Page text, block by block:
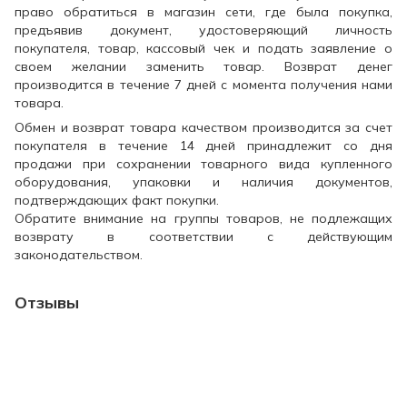
право обратиться в магазин сети, где была покупка,
предъявив документ, удостоверяющий личность
покупателя, товар, кассовый чек и подать заявление о
своем желании заменить товар. Возврат денег
производится в течение 7 дней с момента получения нами
товара.
Обмен и возврат товара качеством производится за счет
покупателя в течение 14 дней принадлежит со дня
продажи при сохранении товарного вида купленного
оборудования, упаковки и наличия документов,
подтверждающих факт покупки.
Обратите внимание на группы товаров, не подлежащих
возврату в соответствии с действующим
законодательством.
Отзывы